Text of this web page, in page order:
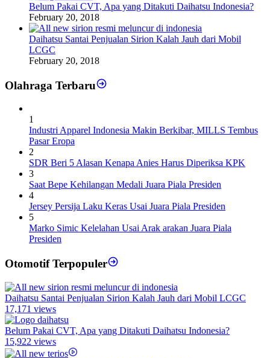
Belum Pakai CVT, Apa yang Ditakuti Daihatsu Indonesia?
February 20, 2018
Daihatsu Santai Penjualan Sirion Kalah Jauh dari Mobil
LCGC
February 20, 2018
Olahraga Terbaru
1
Industri Apparel Indonesia Makin Berkibar, MILLS Tembus
Pasar Eropa
2
SDR Beri 5 Alasan Kenapa Anies Harus Diperiksa KPK
3
Saat Bepe Kehilangan Medali Juara Piala Presiden
4
Jersey Persija Laku Keras Usai Juara Piala Presiden
5
Marko Simic Kelelahan Usai Arak arakan Juara Piala
Presiden
Otomotif Terpopuler
Daihatsu Santai Penjualan Sirion Kalah Jauh dari Mobil LCGC
17,171 views
Belum Pakai CVT, Apa yang Ditakuti Daihatsu Indonesia?
15,922 views